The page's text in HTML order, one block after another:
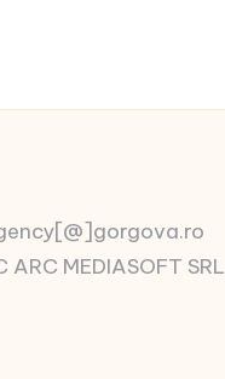
ARC MEDIASOFT SRL